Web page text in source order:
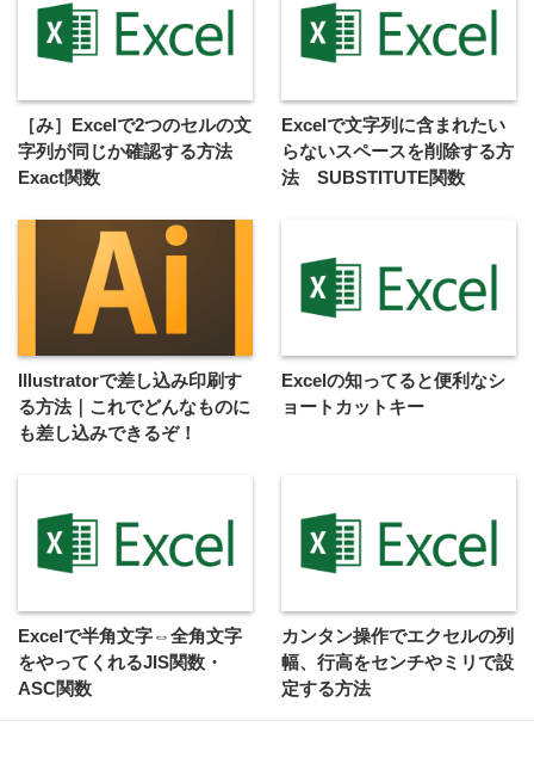
［み］Excelで2つのセルの文
字列が同じか確認する方法
Exact関数
Excelで文字列に含まれたい
らないスペースを削除する方
法 SUBSTITUTE関数
Illustratorで差し込み印刷す
る方法｜これでどんなものに
も差し込みできるぞ！
Excelの知ってると便利なシ
ョートカットキー
Excelで半角文字⇔全角文字
をやってくれるJIS関数・
ASC関数
カンタン操作でエクセルの列
幅、行高をセンチやミリで設
定する方法